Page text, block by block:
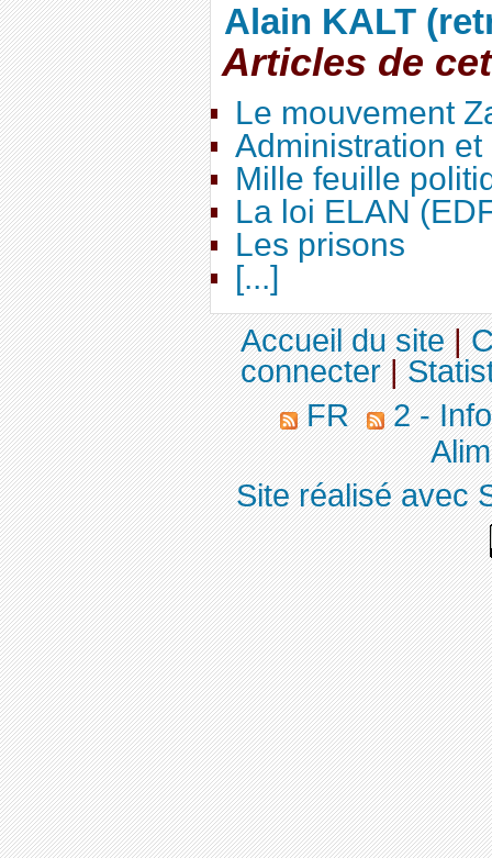
Alain KALT
Articles de
Le mouvement
Administration
Mille feuille
La loi ELAN
Les prisons
[...]
Accueil du site|
connecter|
FR
2 -
Site réalisé avec